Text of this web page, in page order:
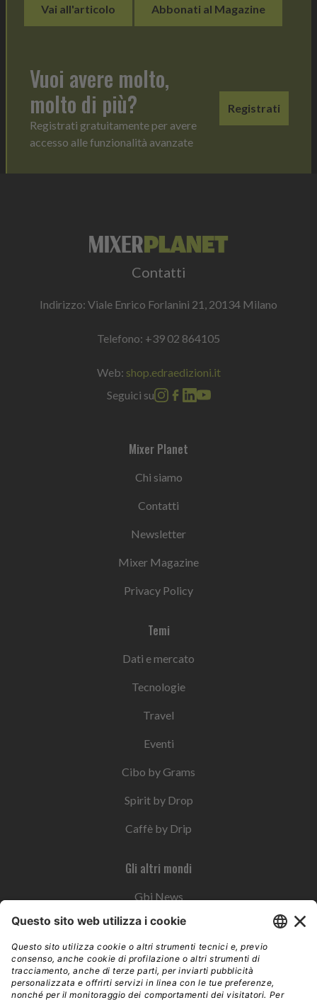
Vai all'articolo Abbonati al Magazine
Vuoi avere molto,
molto di più?
Registrati gratuitamente per avere
accesso alle funzionalità avanzate
Registrati
Contatti
Indirizzo: Viale Enrico Forlanini 21, 20134 Milano
Telefono: +39 02 864105
Web: shop.edraedizioni.it
Seguici su
Mixer Planet
Chi siamo
Contatti
Newsletter
Mixer Magazine
Privacy Policy
Temi
Dati e mercato
Tecnologie
Travel
Eventi
Cibo by Grams
Spirit by Drop
Caffè by Drip
Gli altri mondi
Gbi News
Instoremag
Esplora il gruppo
Edra Edizioni